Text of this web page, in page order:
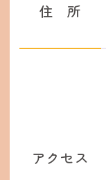
住所
アクセス